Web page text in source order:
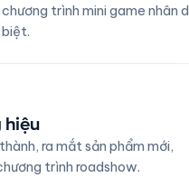
trình mini game nhân
hiệu
ra mắt sản phẩm mới,
trình roadshow.